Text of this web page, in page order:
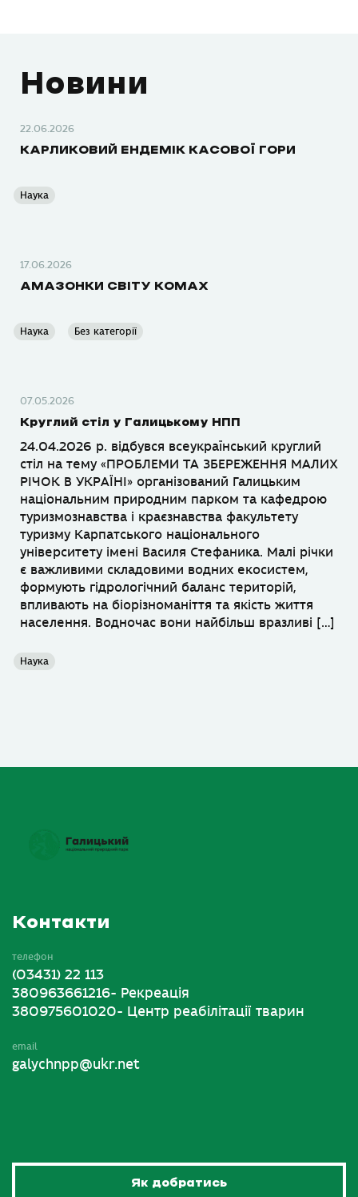
Новини
22.06.2026
КАРЛИКОВИЙ ЕНДЕМІК КАСОВОЇ ГОРИ
Наука
17.06.2026
АМАЗОНКИ СВІТУ КОМАХ
Наука Без категорії
07.05.2026
Круглий стіл у Галицькому НПП
24.04.2026 р. відбувся всеукраїнський круглий
стіл на тему «ПРОБЛЕМИ ТА ЗБЕРЕЖЕННЯ МАЛИХ
РІЧОК В УКРАЇНІ» організований Галицьким
національним природним парком та кафедрою
туризмознавства і краєзнавства факультету
туризму Карпатського національного
університету імені Василя Стефаника. Малі річки
є важливими складовими водних екосистем,
формують гідрологічний баланс територій,
впливають на біорізноманіття та якість життя
населення. Водночас вони найбільш вразливі […]
Наука
Контакти
телефон
(03431) 22 113
380963661216- Рекреація
380975601020- Центр реабілітації тварин
email
galychnpp@ukr.net
Як добратись